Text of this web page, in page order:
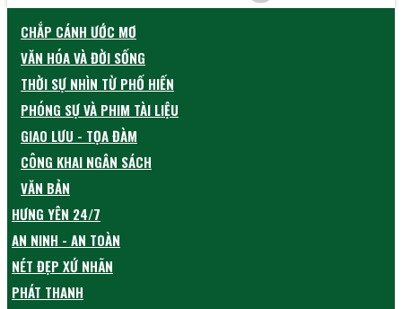
CHẮP CÁNH ƯỚC MƠ
VĂN HÓA VÀ ĐỜI SỐNG
THỜI SỰ NHÌN TỪ PHỐ HIẾN
PHÓNG SỰ VÀ PHIM TÀI LIỆU
GIAO LƯU - TỌA ĐÀM
CÔNG KHAI NGÂN SÁCH
VĂN BẢN
HƯNG YÊN 24/7
AN NINH - AN TOÀN
NÉT ĐẸP XỨ NHÃN
PHÁT THANH